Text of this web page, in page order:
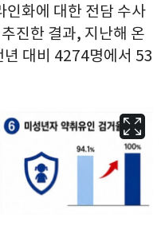
화에 대한 전담 수사
진한 결과, 지난해 온
년 대비 4274명에서 53